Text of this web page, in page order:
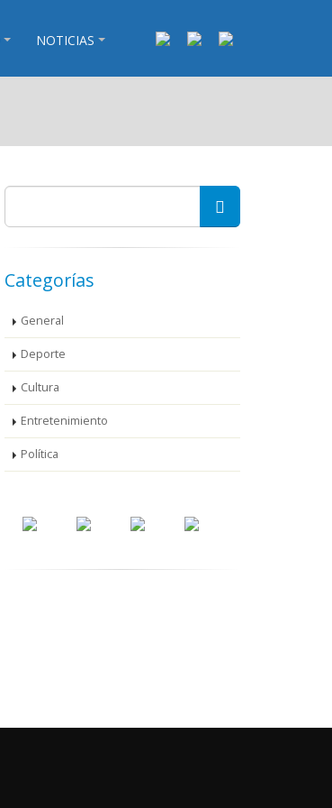
NOTICIAS
Categorías
General
Deporte
Cultura
Entretenimiento
Política